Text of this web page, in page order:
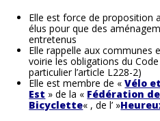
Elle est force de proposition
élus pour que des
entretenus
Elle rappelle aux communes
voirie les obligations du
particulier l’article L228-2)
Elle est membre de «Vélo
Est » de la « Fédération
Bicyclette« , de l’ »